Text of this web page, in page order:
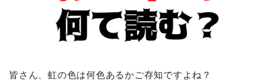
皆さん、虹の色は何色あるかご存知ですよね？